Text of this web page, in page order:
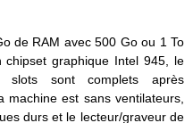
de RAM avec 500 Go ou 1 To
graphique Intel 945, le
slots sont complets après
machine est sans ventilateurs,
durs et le lecteur/graveur de